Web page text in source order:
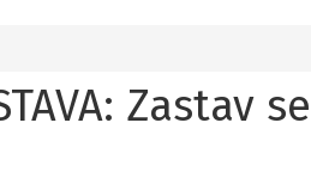
Zastav se